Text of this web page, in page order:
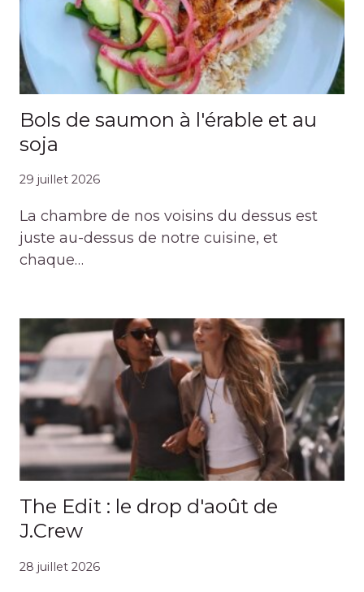
Bols de saumon à l'érable et au
soja
29 juillet 2026
La chambre de nos voisins du dessus est
juste au-dessus de notre cuisine, et
chaque…
The Edit : le drop d'août de
J.Crew
28 juillet 2026